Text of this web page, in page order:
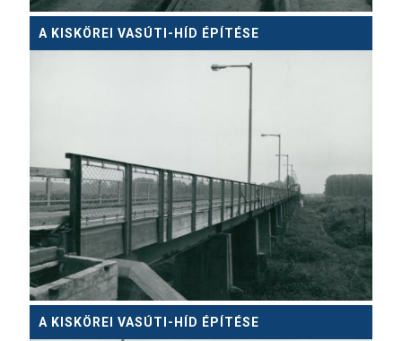
A KISKÖREI VASÚTI-HÍD ÉPÍTÉSE
A KISKÖREI VASÚTI-HÍD ÉPÍTÉSE